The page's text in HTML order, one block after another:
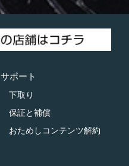
サポート
下取り
保証と補償
おためしコンテンツ解約